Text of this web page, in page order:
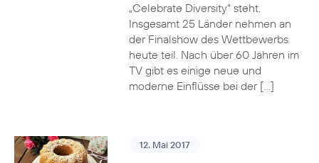
„Celebrate Diversity“ steht.
Insgesamt 25 Länder nehmen an
der Finalshow des Wettbewerbs
heute teil. Nach über 60 Jahren im
TV gibt es einige neue und
moderne Einflüsse bei der […]
12. Mai 2017